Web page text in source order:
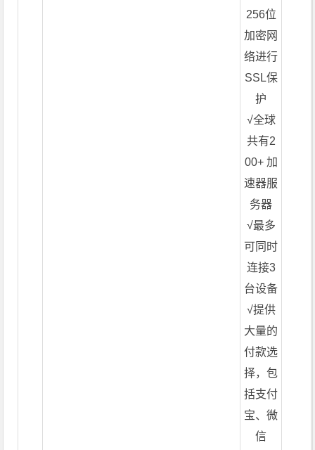
256位
加密网
络进行
SSL保
护
√全球
共有2
00+ 加
速器服
务器
√最多
可同时
连接3
台设备
√提供
大量的
付款选
择，包
括支付
宝、微
信